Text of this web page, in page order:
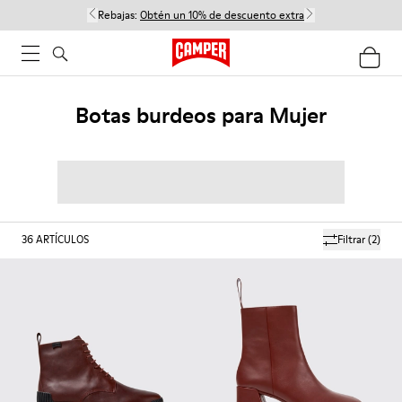
Rebajas: Obtén un 10% de descuento extra
Botas burdeos para Mujer
Filtrar(2)
36ARTÍCULOS